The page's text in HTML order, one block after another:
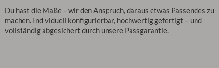
Du hast die Maße – wir den Anspruch, daraus etwas Passendes zu
machen. Individuell konfigurierbar, hochwertig gefertigt – und
vollständig abgesichert durch unsere Passgarantie.